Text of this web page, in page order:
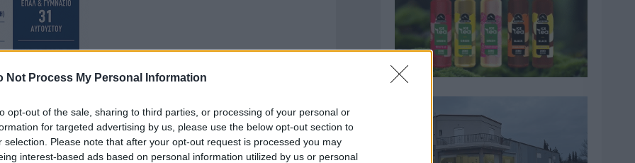
Not Process My Personal Information
opt-out of the sale, sharing to third parties, or processing of your personal or
for targeted advertising by us, please use the below opt-out section to
selection. Please note that after your opt-out request is processed you may
interest-based ads based on personal information utilized by us or personal